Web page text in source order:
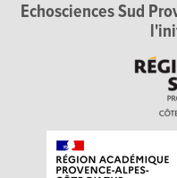
Echosciences Sud